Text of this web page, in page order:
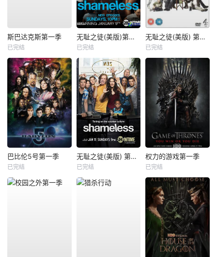
斯巴达克斯第一季
已完结
无耻之徒(美版)第一季
已完结
无耻之徒(美版) 第四季
已完结
巴比伦5号第一季
已完结
无耻之徒(美版) 第五季
已完结
权力的游戏第一季
已完结